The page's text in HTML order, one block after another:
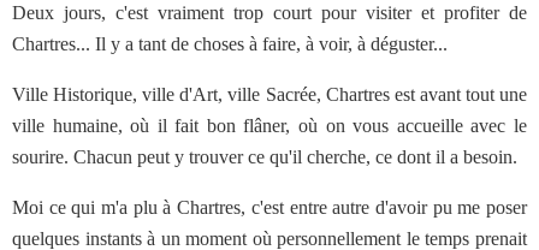
Deux jours, c'est vraiment trop court pour visiter et profiter de
Chartres... Il y a tant de choses à faire, à voir, à déguster...
Ville Historique, ville d'Art, ville Sacrée, Chartres est avant tout une
ville humaine, où il fait bon flâner, où on vous accueille avec le
sourire. Chacun peut y trouver ce qu'il cherche, ce dont il a besoin.
Moi ce qui m'a plu à Chartres, c'est entre autre d'avoir pu me poser
quelques instants à un moment où personnellement le temps prenait